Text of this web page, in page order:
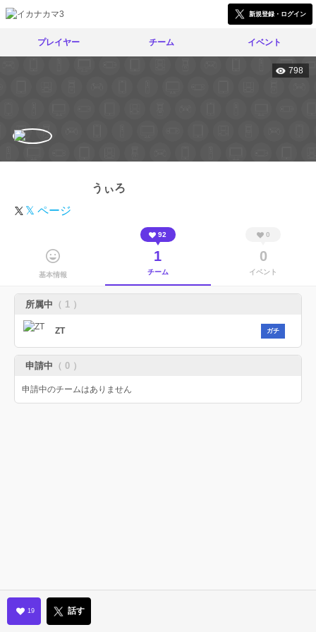
新規登録・ログイン
プレイヤー チーム イベント
798
うぃろ
𝕏 ページ
基本情報
92
1
チーム
0
0
イベント
所属中 （ 1 ）
ZT ガチ
申請中 （ 0 ）
申請中のチームはありません
19 話す